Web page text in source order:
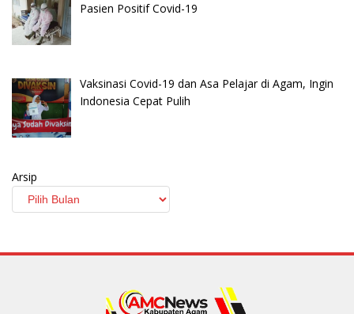
Pasien Positif Covid-19
Vaksinasi Covid-19 dan Asa Pelajar di Agam, Ingin
Indonesia Cepat Pulih
Arsip